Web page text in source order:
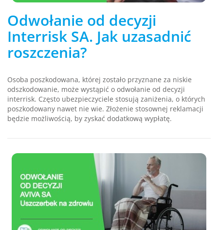
Odwołanie od decyzji
Interrisk SA. Jak uzasadnić
roszczenia?
Osoba poszkodowana, której zostało przyznane za niskie
odszkodowanie, może wystąpić o odwołanie od decyzji
interrisk. Często ubezpieczyciele stosują zaniżenia, o których
poszkodowany nawet nie wie. Złożenie stosownej reklamacji
będzie możliwością, by zyskać dodatkową wypłatę.